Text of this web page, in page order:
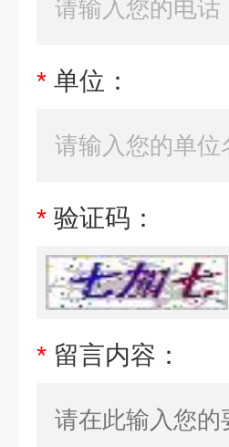
* 单位：
* 验证码：
* 留言内容：